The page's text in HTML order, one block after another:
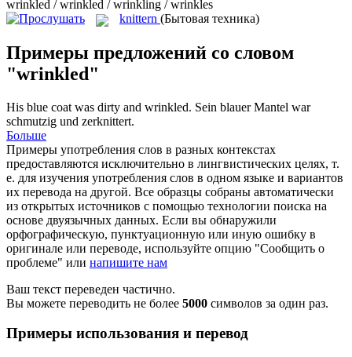
wrinkled / wrinkled / wrinkling / wrinkles
knittern (Бытовая техника)
Примеры предложений со словом
"wrinkled"
His blue coat was dirty and wrinkled. Sein blauer Mantel war
schmutzig und zerknittert.
Больше
Примеры употребления слов в разных контекстах
предоставляются исключительно в лингвистических целях, т.
е. для изучения употребления слов в одном языке и вариантов
их перевода на другой. Все образцы собраны автоматически
из открытых источников с помощью технологии поиска на
основе двуязычных данных. Если вы обнаружили
орфографическую, пунктуационную или иную ошибку в
оригинале или переводе, используйте опцию "Сообщить о
проблеме" или напишите нам
Ваш текст переведен частично.
Вы можете переводить не более 5000 символов за один раз.
Примеры использования и перевод